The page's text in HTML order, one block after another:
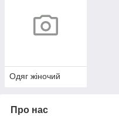
Одяг жіночий
Про нас